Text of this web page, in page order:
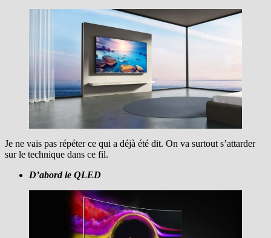
Je ne vais pas répéter ce qui a déjà été dit. On va surtout s’attarder
sur le technique dans ce fil.
D’abord le QLED